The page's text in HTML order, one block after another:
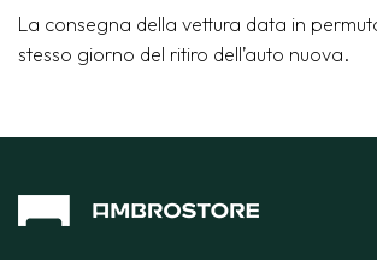
La consegna della vettura data in
stesso giorno del ritiro dell’auto nuova.